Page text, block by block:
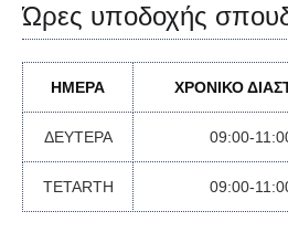
Ώρες υποδοχής
ΗΜΕΡΑ ΧΡΟΝΙΚΟ
ΔΕΥΤΕΡΑ 09:00-
TETARTH 09:00-